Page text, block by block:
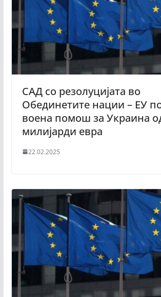
САД со резолуцијата во
Обединетите нации – ЕУ
воена помош за Украина
милијарди евра
22.02.2025